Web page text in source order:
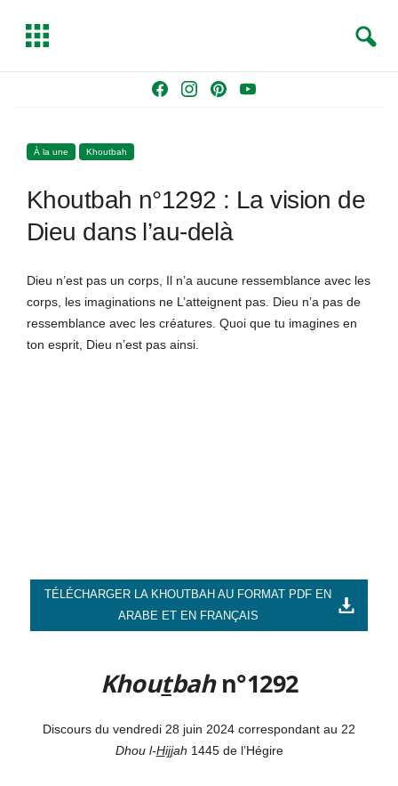
o
k
g
a
s
Y
b
T
g
e
a
À la une Khoutbah
Khoutbah n°1292 : La vision de
Dieu dans l’au-delà
Dieu n’est pas un corps, Il n’a aucune ressemblance avec les
corps, les imaginations ne L’atteignent pas. Dieu n’a pas de
ressemblance avec les créatures. Quoi que tu imagines en
ton esprit, Dieu n’est pas ainsi.
TÉLÉCHARGER LA KHOUTBAH AU FORMAT PDF EN
ARABE ET EN FRANÇAIS
Khoutbahn°1292
Discours du vendredi 28 juin 2024 correspondant au 22
Dhou l-Hijjah 1445 de l’Hégire